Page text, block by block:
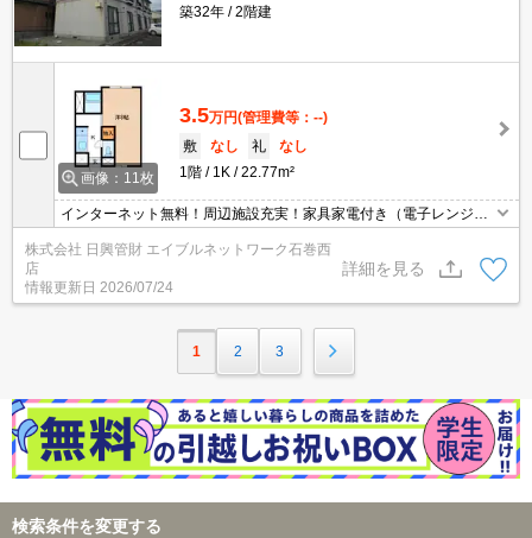
築32年
2階建
画像：11枚
3.5万円(管理費等：--)
敷
なし 礼
なし
1階
1K 22.77m²
インターネット無料！周辺施設充実！家具家電付き（電子レンジ、
冷蔵庫、ベッド、テレビ、洗濯機、掃除機）、初めての一人暮らし
でも安心のスタートをきれますよ！
株式会社 日興管財 エイブルネットワーク石巻西
店
情報更新日 2026/07/24
詳細を見る
1 2 3
検索条件を変更する